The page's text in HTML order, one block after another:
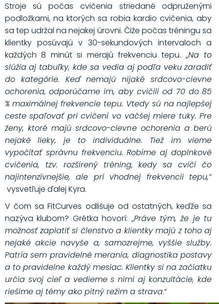
Stroje sú počas cvičenia striedané odpruženými
podložkami, na ktorých sa robia kardio cvičenia, aby
sa tep udržal na nejakej úrovni. Čiže počas tréningu sa
klientky posúvajú v 30-sekundových intervaloch a
každých 8 minút si merajú frekvenciu tepu. „Na to
slúžia aj tabuľky, kde sa vedia aj podľa veku zaradiť
do kategórie. Keď nemajú nijaké srdcovo-cievne
ochorenia, odporúčame im, aby cvičili od 70 do 85
% maximálnej frekvencie tepu. Vtedy sú na najlepšej
ceste spaľovať pri cvičení vo väčšej miere tuky. Pre
ženy, ktoré majú srdcovo-cievne ochorenia a berú
nejaké lieky, je to individuálne. Tiež im vieme
vypočítať správnu frekvenciu. Robíme aj doplnkové
cvičenia, tzv. rozšírený tréning, kedy sa cvičí čo
najintenzívnejšie, ale pri vhodnej frekvencii tepu,“
vysvetľuje ďalej Kyra.
V čom sa FitCurves odlišuje od ostatných, keďže sa
nazýva klubom? Grétka hovorí: „Práve tým, že je tu
možnosť zaplatiť si členstvo a klientky majú z toho aj
nejaké akcie navyše a, samozrejme, vyššie služby.
Patria sem pravidelné merania, diagnostika postavy
a to pravidelne každý mesiac. Klientky si na začiatku
určia svoj cieľ a vedieme s nimi aj konzultácie, kde
riešime aj témy ako pitný režim a strava.“